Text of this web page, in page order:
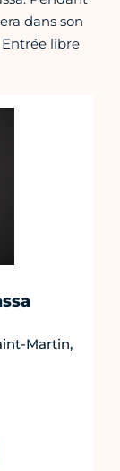
dans son
libre
Martin,